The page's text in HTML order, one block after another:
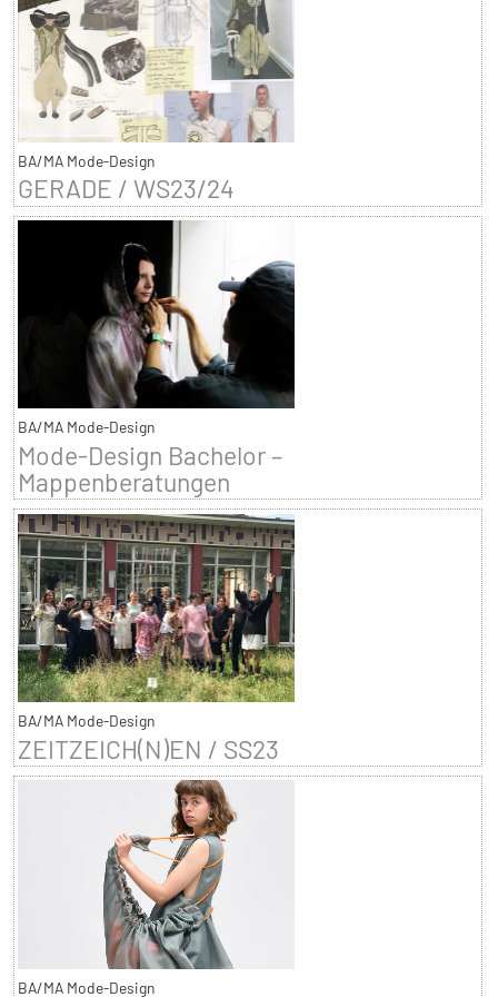
BA/MA Mode-Design
GERADE / WS23/24
BA/MA Mode-Design
Mode-Design Bachelor –
Mappenberatungen
BA/MA Mode-Design
ZEITZEICH(N)EN / SS23
BA/MA Mode-Design